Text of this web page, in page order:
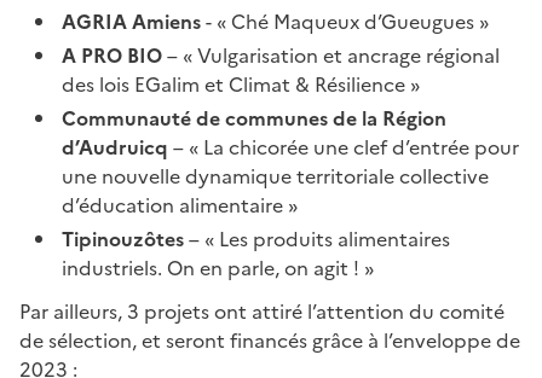
AGRIA Amiens- « Ché Maqueux d’Gueugues »
A PRO BIO– « Vulgarisation et ancrage régional
des lois EGalim et Climat & Résilience »
Communauté de communes de la Région
d’Audruicq – « La chicorée une clef d’entrée pour
une nouvelle dynamique territoriale collective
d’éducation alimentaire »
Tipinouzôtes– « Les produits alimentaires
industriels. On en parle, on agit ! »
Par ailleurs, 3 projets ont attiré l’attention du comité
de sélection, et seront financés grâce à l’enveloppe de
2023 :